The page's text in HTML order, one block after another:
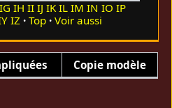
IG IH II IJ IK IL IM IN IO IP
IZ Top Voir aussi
Copie modèle